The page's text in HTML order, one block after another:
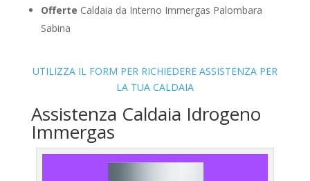
Offerte Caldaia da Interno Immergas Palombara
Sabina
UTILIZZA IL FORM PER RICHIEDERE ASSISTENZA PER
LA TUA CALDAIA
Assistenza Caldaia Idrogeno
Immergas